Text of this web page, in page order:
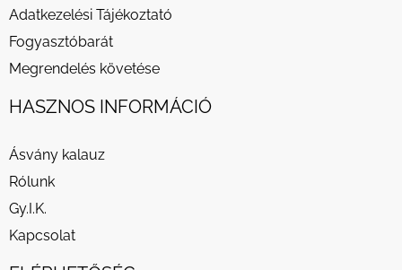
Adatkezelési Tájékoztató
Fogyasztóbarát
Megrendelés követése
HASZNOS INFORMÁCIÓ
Ásvány kalauz
Rólunk
Gy.I.K.
Kapcsolat